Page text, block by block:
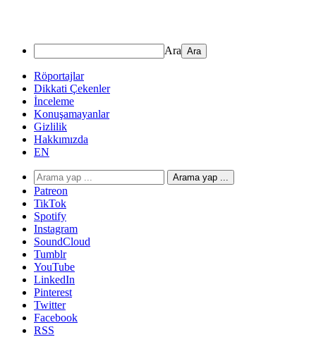
Ara
Röportajlar
Dikkati Çekenler
İnceleme
Konuşamayanlar
Gizlilik
Hakkımızda
EN
Arama yap ...
Patreon
TikTok
Spotify
Instagram
SoundCloud
Tumblr
YouTube
LinkedIn
Pinterest
Twitter
Facebook
RSS